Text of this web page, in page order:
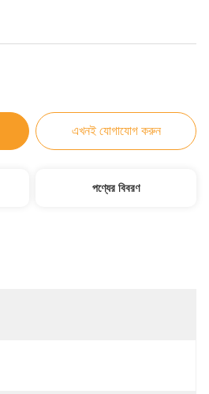
এখনই যোগাযোগ করুন
পণ্যের বিবরণ